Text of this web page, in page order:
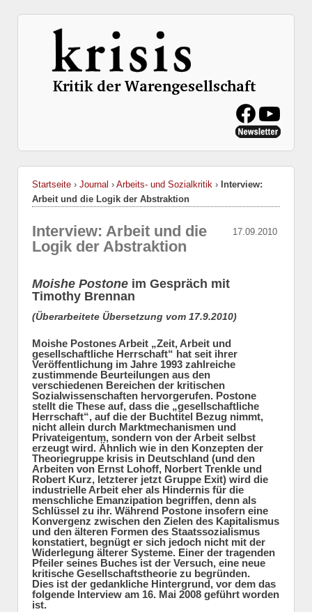
Startseite › Journal › Arbeits- und Sozialkritik › Interview:
Arbeit und die Logik der Abstraktion
17.09.2010
Interview: Arbeit und die
Logik der Abstraktion
Moishe Postone im Gespräch mit
Timothy Brennan
(Überarbeitete Übersetzung vom 17.9.2010)
Moishe Postones Arbeit „Zeit, Arbeit und
gesellschaftliche Herrschaft“ hat seit ihrer
Veröffentlichung im Jahre 1993 zahlreiche
zustimmende Beurteilungen aus den
verschiedenen Bereichen der kritischen
Sozialwissenschaften hervorgerufen. Postone
stellt die These auf, dass die „gesellschaftliche
Herrschaft“, auf die der Buchtitel Bezug nimmt,
nicht allein durch Marktmechanismen und
Privateigentum, sondern von der Arbeit selbst
erzeugt wird. Ähnlich wie in den Konzepten der
Theoriegruppe krisis in Deutschland (und den
Arbeiten von Ernst Lohoff, Norbert Trenkle und
Robert Kurz, letzterer jetzt Gruppe Exit) wird die
industrielle Arbeit eher als Hindernis für die
menschliche Emanzipation begriffen, denn als
Schlüssel zu ihr. Während Postone insofern eine
Konvergenz zwischen den Zielen des Kapitalismus
und den älteren Formen des Staatssozialismus
konstatiert, begnügt er sich jedoch nicht mit der
Widerlegung älterer Systeme. Einer der tragenden
Pfeiler seines Buches ist der Versuch, eine neue
kritische Gesellschaftstheorie zu begründen.
Dies ist der gedankliche Hintergrund, vor dem das
folgende Interview am 16. Mai 2008 geführt worden
ist.